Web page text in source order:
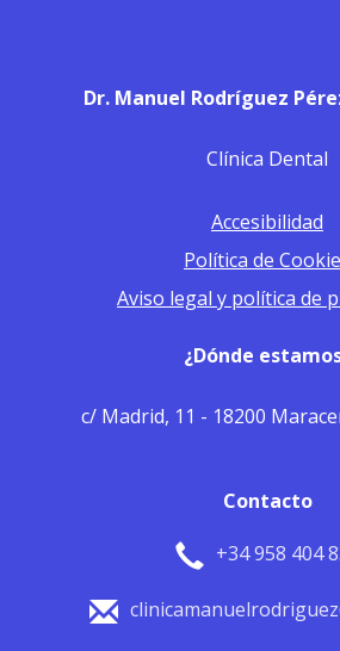
Dr. Manuel Rodríguez
Clínica Dental
Accesibilidad
Política de
Aviso legal y política de
¿Dónde
c/ Madrid, 11 - 18200
Contacto
+34 958 404